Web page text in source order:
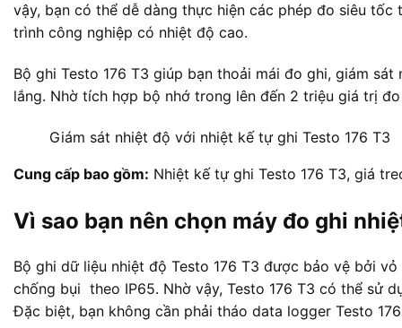
vậy, bạn có thể dễ dàng thực hiện các phép đo siêu
trình công nghiệp có nhiệt độ cao.
Bộ ghi Testo 176 T3 giúp bạn thoải mái đo ghi, giám
lắng. Nhờ tích hợp bộ nhớ trong lên đến 2 triệu giá trị
Giám sát nhiệt độ với nhiệt kế tự ghi Testo 176 T3
Cung cấp bao gồm: Nhiệt kế tự ghi Testo 176 T3, giá
Vì sao bạn nên chọn máy đo ghi
Bộ ghi dữ liệu nhiệt độ Testo 176 T3 được bảo vệ bởi
chống bụi theo IP65. Nhờ vậy, Testo 176 T3 có thể sử
Đặc biệt, bạn không cần phải tháo data logger Testo